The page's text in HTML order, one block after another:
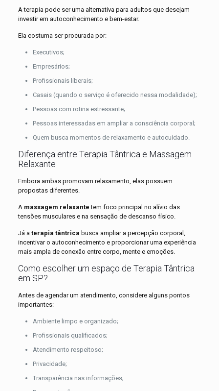
A terapia pode ser uma alternativa para adultos que desejam
investir em autoconhecimento e bem-estar.
Ela costuma ser procurada por:
Executivos;
Empresários;
Profissionais liberais;
Casais (quando o serviço é oferecido nessa modalidade);
Pessoas com rotina estressante;
Pessoas interessadas em ampliar a consciência corporal;
Quem busca momentos de relaxamento e autocuidado.
Diferença entre Terapia Tântrica e Massagem
Relaxante
Embora ambas promovam relaxamento, elas possuem
propostas diferentes.
A massagem relaxante tem foco principal no alívio das
tensões musculares e na sensação de descanso físico.
Já a terapia tântrica busca ampliar a percepção corporal,
incentivar o autoconhecimento e proporcionar uma experiência
mais ampla de conexão entre corpo, mente e emoções.
Como escolher um espaço de Terapia Tântrica
em SP?
Antes de agendar um atendimento, considere alguns pontos
importantes:
Ambiente limpo e organizado;
Profissionais qualificados;
Atendimento respeitoso;
Privacidade;
Transparência nas informações;